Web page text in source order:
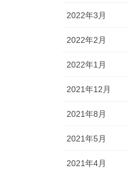
2022年3月
2022年2月
2022年1月
2021年12月
2021年8月
2021年5月
2021年4月